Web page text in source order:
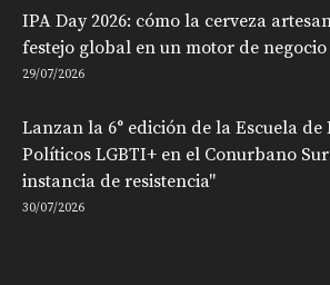
IPA Day 2026: cómo la cerveza
festejo global en un motor de
29/07/2026
Lanzan la 6° edición de la Escuela de
Políticos LGBTI+ en el Conurbano
instancia de resistencia"
30/07/2026